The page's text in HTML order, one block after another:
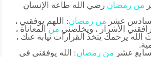
من رمضان رضي الله طاعة الإنسان
عشر من رمضان: اللهم يوفقني ،
الأشرار ، ويخلصني من المعاناة ،
الله يرحمك يتخذ القرارات نيابة عنك ،
عشر من رمضان: الله يوفقني في